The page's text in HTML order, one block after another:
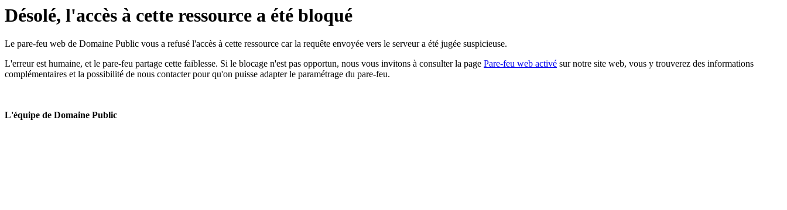
Désolé, l'accès à cette ressource a été bloqué
Le pare-feu web de Domaine Public vous a refusé l'accès à cette ressource car la requête envoyée vers le serveur a été jugée suspicieuse.
L'erreur est humaine, et le pare-feu partage cette faiblesse. Si le blocage n'est pas opportun, nous vous invitons à consulter la page Pare-feu web activé sur notre site web, vous y trouverez des informations
complémentaires et la possibilité de nous contacter pour qu'on puisse adapter le paramétrage du pare-feu.
L'équipe de Domaine Public